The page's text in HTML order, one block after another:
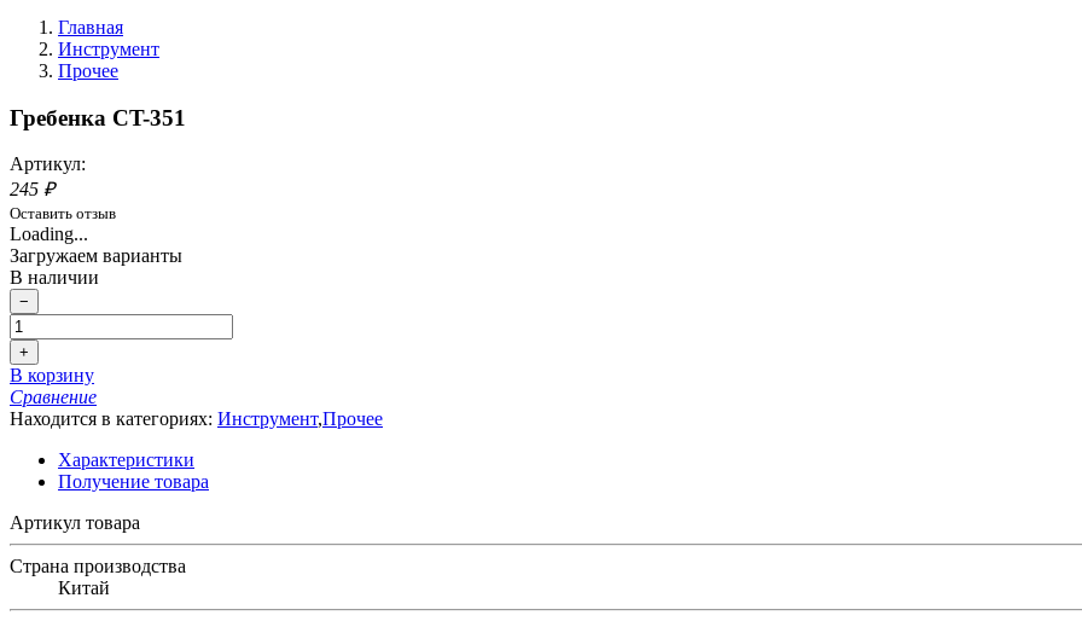
Главная
Инструмент
Прочее
Гребенка CT-351
Артикул:
245 ₽
Оставить отзыв
Loading...
Загружаем варианты
В наличии
−
+
В корзину
Сравнение
Находится в категориях: Инструмент,Прочее
Характеристики
Получение товара
Артикул товара
Страна производства
Китай